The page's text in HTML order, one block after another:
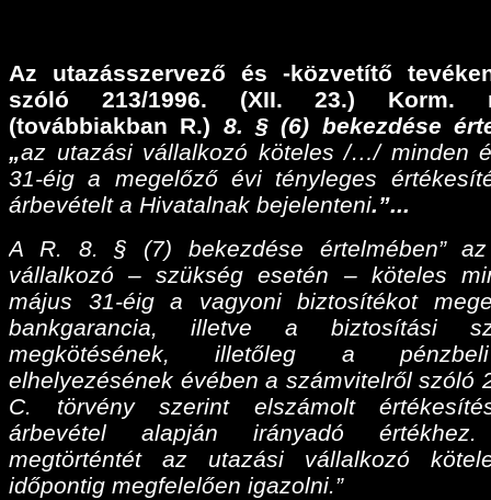
Az utazásszervező és -közvetítő
szóló 213/1996. (XII. 23.) Korm.
(továbbiakban R.) 8. § (6) bekezdése
„az utazási vállalkozó köteles /…/ minden
31-éig a megelőző évi tényleges
árbevételt a Hivatalnak bejelenteni.”...
A R. 8. § (7) bekezdése értelmében”
vállalkozó – szükség esetén – köteles
május 31-éig a vagyoni biztosítékot
bankgarancia, illetve a biztosítási
megkötésének, illetőleg a
elhelyezésének évében a számvitelről szóló
C. törvény szerint elszámolt
árbevétel alapján irányadó
megtörténtét az utazási vállalkozó
időpontig megfelelően igazolni.”